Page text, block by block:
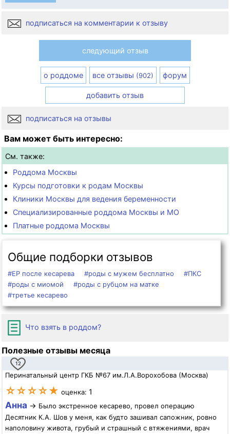
подписаться на комментарии к отзыву
следующий отзыв
о роддоме все отзывы (902) форум
добавить отзыв
подписаться на отзывы
Вам может быть интересно:
См. также:
Роддома Москвы
Курсы подготовки к родам Москвы
Клиники Москвы для ведения беременности
Специализированные роддома Москвы и МО
Платные роддома Москвы
Общие подборки отзывов
#ЕР после кесарева #роды с мужем бесплатно
#ПКС
#роды с миомой
#роды с рубцом на матке
#третье кесарево
Что взять в роддом?
Полезные отзывы месяца
12
Перинатальный центр ГКБ №67 им.Л.А.Ворохобова (Москва)
☆☆☆☆★ оценка: 1
Анна → Было экстренное кесарево, провел операцию
Десятник К.А. Шов у меня, как будто зашивал сапожник, ровно
наполовину живота, грубый и страшный с втяжениями, врач